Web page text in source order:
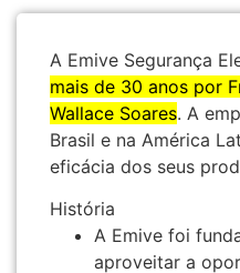
A Emive Segurança
mais de 30 anos por
Wallace Soares A
Brasil e na América
eficácia dos seus
História
A Emive foi
aproveitar a